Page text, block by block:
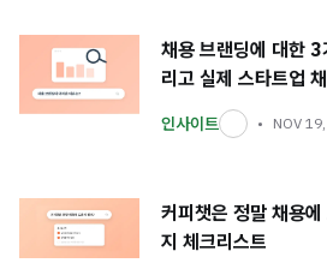
채용 브랜딩에 대한
리고 실제 스타트업
인사이트 NOV
커피챗은 정말 채용
지 체크리스트